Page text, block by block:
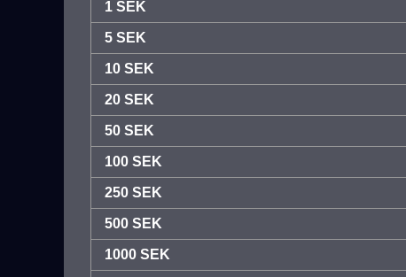
1 SEK
5 SEK
10 SEK
20 SEK
50 SEK
100 SEK
250 SEK
500 SEK
1000 SEK